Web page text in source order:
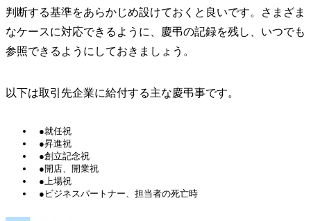
判断する基準をあらかじめ設けておくと良いです。さまざま
なケースに対応できるように、慶弔の記録を残し、いつでも
参照できるようにしておきましょう。
以下は取引先企業に給付する主な慶弔事です。
●就任祝
●昇進祝
●創立記念祝
●開店、開業祝
●上場祝
●ビジネスパートナー、担当者の死亡時